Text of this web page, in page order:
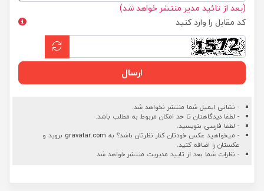
(بعد از تائید مدیر منتشر خواهد شد)
کد مقابل را وارد کنید
ارسال
- نشانی ایمیل شما منتشر نخواهد شد.
- لطفا دیدگاهتان تا حد امکان مربوط به مطلب باشد.
- لطفا فارسی بنویسید.
- میخواهید عکس خودتان کنار نظرتان باشد؟ به gravatar.com بروید و
عکستان را اضافه کنید.
- نظرات شما بعد از تایید مدیریت منتشر خواهد شد